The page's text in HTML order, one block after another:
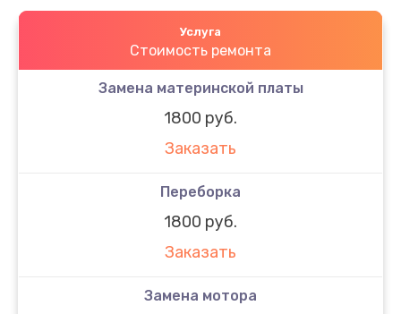
Услуга
Стоимость ремонта
Замена материнской платы
1800 руб.
Заказать
Переборка
1800 руб.
Заказать
Замена мотора